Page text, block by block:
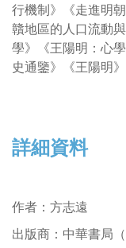
行機制》《走進明
贛地區的人口流動
學》《王陽明：心
史通鑒》《王陽明》
詳細資料
作者 ： 方志遠
出版商：中華書局